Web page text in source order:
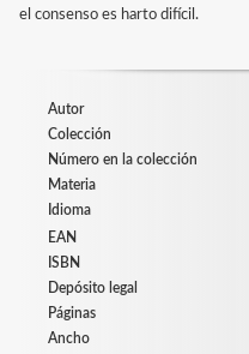
el consenso es harto difícil.
Autor
Colección
Número en la colección
Materia
Idioma
EAN
ISBN
Depósito legal
Páginas
Ancho